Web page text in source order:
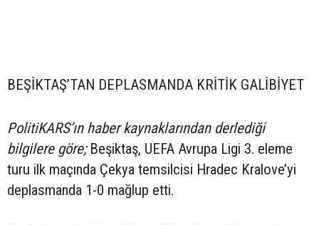
BEŞİKTAŞ’TAN DEPLASMANDA KRİTİK GALİBİYET
PolitiKARS’ın haber kaynaklarından derlediği
bilgilere göre;Beşiktaş, UEFA Avrupa Ligi 3. eleme
turu ilk maçında Çekya temsilcisi Hradec Kralove’yi
deplasmanda 1-0 mağlup etti.